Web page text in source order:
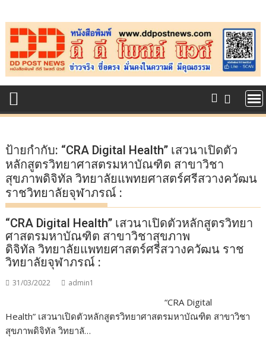
to
content
ป้ายกำกับ: “CRA Digital Health” เสวนาเปิดตัว
หลักสูตรวิทยาศาสตรมหาบัณฑิต สาขาวิชา
สุขภาพดิจิทัล วิทยาลัยแพทยศาสตร์ศรีสวางควัฒน
ราชวิทยาลัยจุฬาภรณ์ :
“CRA Digital Health” เสวนาเปิดตัวหลักสูตรวิทยา
ศาสตรมหาบัณฑิต สาขาวิชาสุขภาพ
ดิจิทัล วิทยาลัยแพทยศาสตร์ศรีสวางควัฒน ราช
วิทยาลัยจุฬาภรณ์ :
31/03/2022 admin1
“CRA Digital
Health” เสวนาเปิดตัวหลักสูตรวิทยาศาสตรมหาบัณฑิต สาขาวิชา
สุขภาพดิจิทัล วิทยาลั…